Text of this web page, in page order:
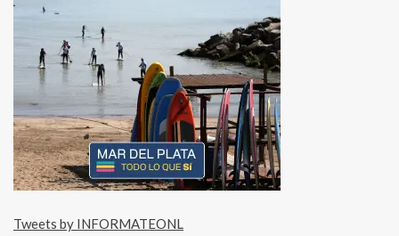
Tweets by INFORMATEONL